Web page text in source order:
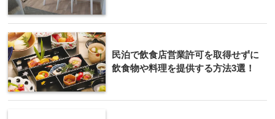
民泊で飲食店営業許可を取得せずに
飲食物や料理を提供する方法3選！